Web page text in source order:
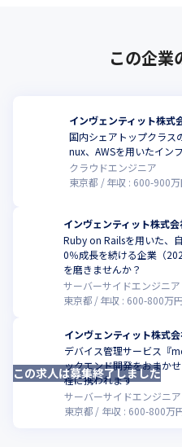
この企業
インヴェンティット株式
国内シェアトップクラス
nux、AWSを用いたイン
クラウドエンジニア
東京都
年収 : 600-900
インヴェンティット株式会
Ruby on Railsを用いた、
0％成長を続ける企業（
を磨きませんか？
サーバーサイドエンジニア
東京都
年収 : 600-800万
インヴェンティット株式
デバイス管理サービス『
ックエンド開発をおまか
程に携われます
サーバーサイドエンジニア
東京都
年収 : 600-800万
この求人は募集終了しました